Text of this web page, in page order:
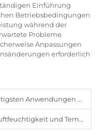
Einführung
Betriebsbedingungen
während der
Probleme
Anpassungen
erforderlich
von BOPP-Klebeband in der Industrie?
auf die Leistung von BOPP-Klebebändern